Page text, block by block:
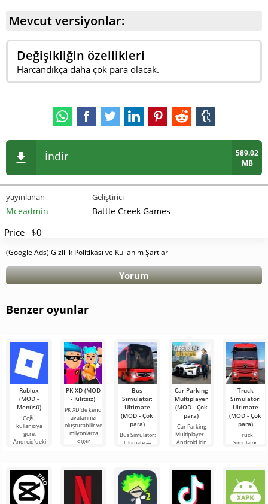
doğru hesaplamazsanız aracı sürükleyebilir. Burada sığ
sudan geçme deneyimi ve hassas hesaplama işe yarar.
Ancak dikkat edin — suyun altında süspansiyona zarar
verebilecek keskin kayalar gizlidir.
Mevcut versiyonlar:
Değişikliğin özellikleri
Harcandıkça daha çok para olacak.
İndir
589.02
MB
yayınlanan
Mceadmin
Geliştirici
Battle Creek Games
Price $0
(Google Ads) Gizlilik Politikası ve Kullanım Şartları
Yorum
Benzer oyunlar
Roblox
(MOD -
Menüsü)
Çoğu
kullanıcıya
göre,
Android'deki
proje, sınırsız
olanaklarıyla
PK XD (MOD
- Kilitsiz)
PK XD'de kendi
avatarınızı
oluşturabilir ve
milyonlarca
diğer
Bus
Simulator:
Ultimate
(MOD - Çok
para)
Bus Simulator:
Ultimate —
oyunu,
oyunculara
dünyanın dört
bir
Car Parking
Multiplayer
(MOD - Çok
para)
Car Parking
Multiplayer –
Android için
unsurlarını
kullanarak
Truck
Simulator:
Ultimate
(MOD - Çok
para)
Truck
Simulator:
bir iş
bileşeninin